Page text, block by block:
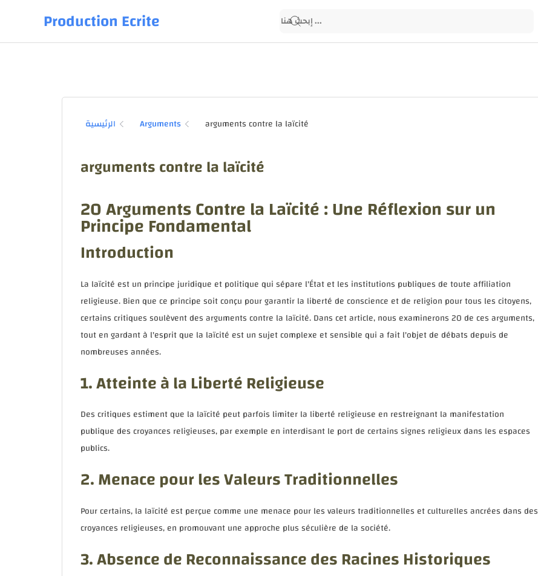
Production Ecrite
الرئيسية Arguments
arguments contre la laïcité
20 Arguments Contre la Laïcité : Une Réflexion sur un
Principe Fondamental
Introduction
La laïcité est un principe juridique et politique qui sépare l'État et les institutions publiques de toute affiliation
religieuse. Bien que ce principe soit conçu pour garantir la liberté de conscience et de religion pour tous les citoyens,
certains critiques soulèvent des arguments contre la laïcité. Dans cet article, nous examinerons 20 de ces arguments,
tout en gardant à l'esprit que la laïcité est un sujet complexe et sensible qui a fait l'objet de débats depuis de
nombreuses années.
1. Atteinte à la Liberté Religieuse
Des critiques estiment que la laïcité peut parfois limiter la liberté religieuse en restreignant la manifestation
publique des croyances religieuses, par exemple en interdisant le port de certains signes religieux dans les espaces
publics.
2. Menace pour les Valeurs Traditionnelles
Pour certains, la laïcité est perçue comme une menace pour les valeurs traditionnelles et culturelles ancrées dans des
croyances religieuses, en promouvant une approche plus séculière de la société.
3. Absence de Reconnaissance des Racines Historiques